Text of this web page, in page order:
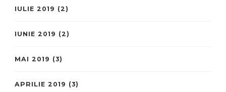
IULIE 2019 (2)
IUNIE 2019 (2)
MAI 2019 (3)
APRILIE 2019 (3)